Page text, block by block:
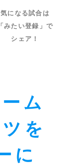
気になる試合は
「みたい登録」で
シェア！
ム
を
に